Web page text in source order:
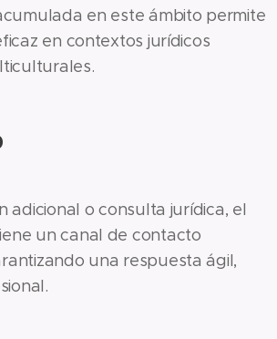
en este ámbito permite
en contextos jurídicos
adicional o consulta jurídica, el
un canal de contacto
una respuesta ágil,